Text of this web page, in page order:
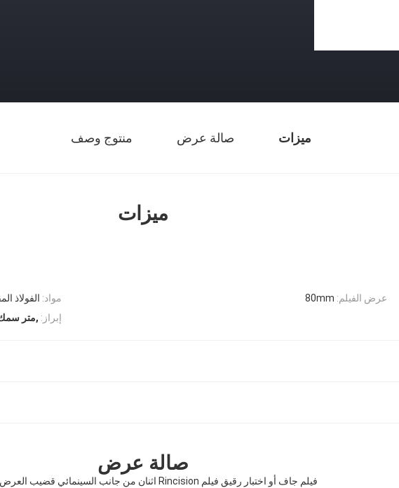
ميزات صالة عرض منتوج وصف
ميزات
مواد: الفولاذ عرض الفيلم: 80mm
إبراز: ,متر سمك
صالة عرض
فيلم جاف أو اختبار رقيق فيلم Rincision اثنان من جانب السينمائي قضيب العرض 80MM